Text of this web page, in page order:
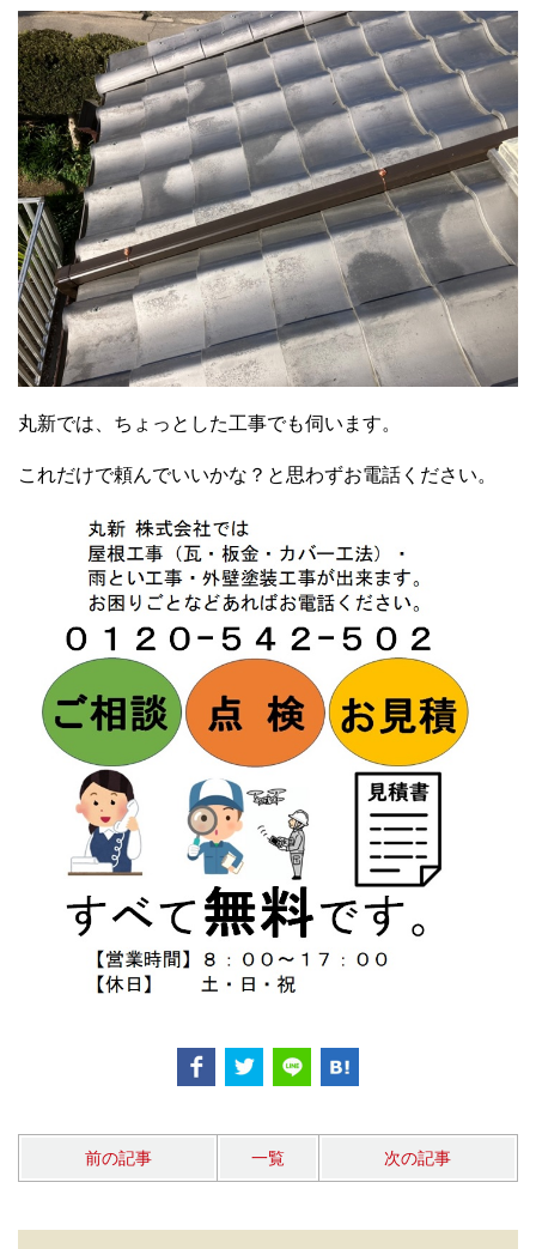
丸新では、ちょっとした工事でも伺います。
これだけで頼んでいいかな？と思わずお電話ください。
前の記事 一覧 次の記事